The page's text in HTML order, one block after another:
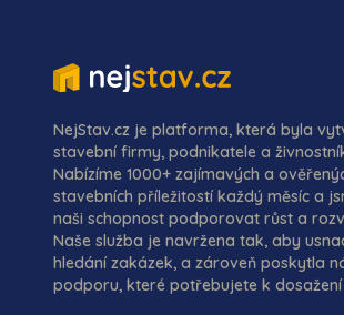
NejStav.cz je platforma, která byla
stavební firmy, podnikatele a
Nabízíme 1000+ zajímavých a
stavebních příležitostí každý měsíc a
naši schopnost podporovat růst a
Naše služba je navržena tak, aby
hledání zakázek, a zároveň poskytla
podporu, které potřebujete k dosažení